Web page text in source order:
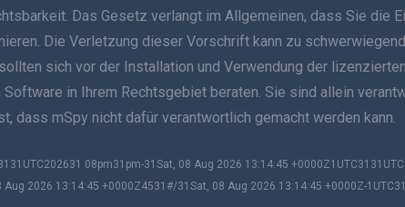
简体
Das Gesetz verlangt im Allgemeinen, dass Sie die
Die Verletzung dieser Vorschrift kann zu
sich vor der Installation und Verwendung der
in Ihrem Rechtsgebiet beraten. Sie sind allein
dass mSpy nicht dafür verantwortlich gemacht werden kann.
08pm31pm-31Sat, 08 Aug 2026 13:14:45
2026 13:14:45 +0000Z4531#/31Sat, 08 Aug 2026 13:14:45 +0000Z-